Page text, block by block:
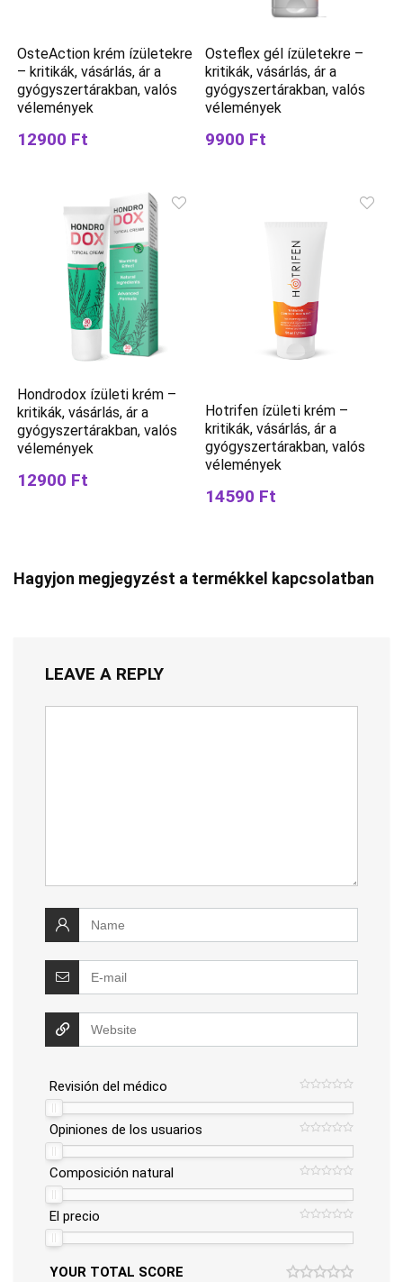
OsteAction krém ízületekre
– kritikák, vásárlás, ár a
gyógyszertárakban, valós
vélemények
12900 Ft
Osteflex gél ízületekre –
kritikák, vásárlás, ár a
gyógyszertárakban, valós
vélemények
9900 Ft
Hondrodox ízületi krém –
kritikák, vásárlás, ár a
gyógyszertárakban, valós
vélemények
12900 Ft
Hotrifen ízületi krém –
kritikák, vásárlás, ár a
gyógyszertárakban, valós
vélemények
14590 Ft
Hagyjon megjegyzést a termékkel kapcsolatban
LEAVE A REPLY
Revisión del médico
Opiniones de los usuarios
Composición natural
El precio
YOUR TOTAL SCORE